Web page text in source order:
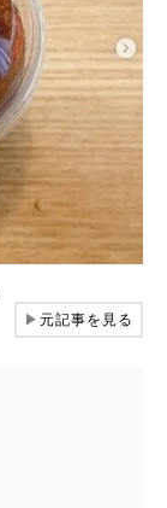
▶元記事を見る